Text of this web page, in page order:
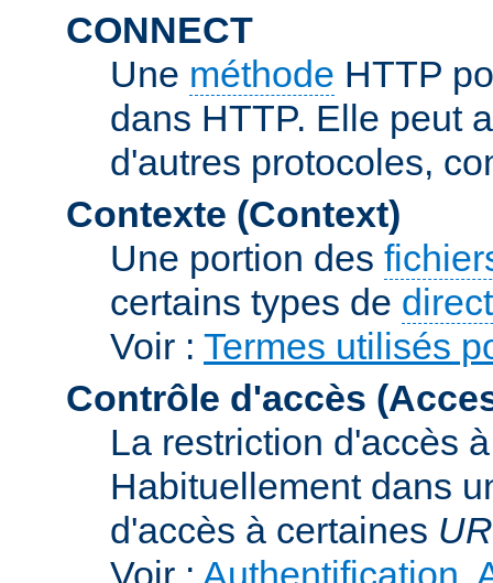
CONNECT
Une méthode HTTP
dans HTTP. Elle peut
d'autres protocoles,
Contexte (Context)
Une portion des
certains types de
Voir : Termes utilisés
Contrôle d'accès
La restriction d'accès
Habituellement dans
d'accès à certaines
Voir : Authentification,